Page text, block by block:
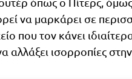
να μαρκάρει σε
που τον κάνει
αλλάξει ισορροπίες